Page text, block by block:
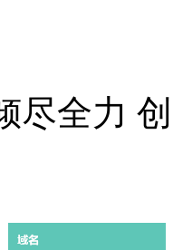
尽全力